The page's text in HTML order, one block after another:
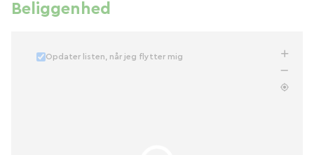
Beliggenhed
Opdater listen, når jeg flytter mig